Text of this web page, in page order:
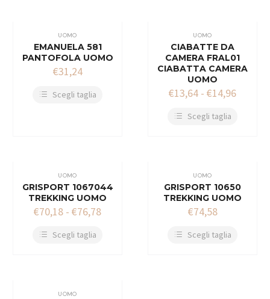
UOMO
EMANUELA 581
PANTOFOLA UOMO
€31,24
Scegli taglia
UOMO
CIABATTE DA
CAMERA FRAL01
CIABATTA CAMERA
UOMO
€13,64 - €14,96
Scegli taglia
UOMO
GRISPORT 1067044
TREKKING UOMO
€70,18 - €76,78
Scegli taglia
UOMO
GRISPORT 10650
TREKKING UOMO
€74,58
Scegli taglia
UOMO